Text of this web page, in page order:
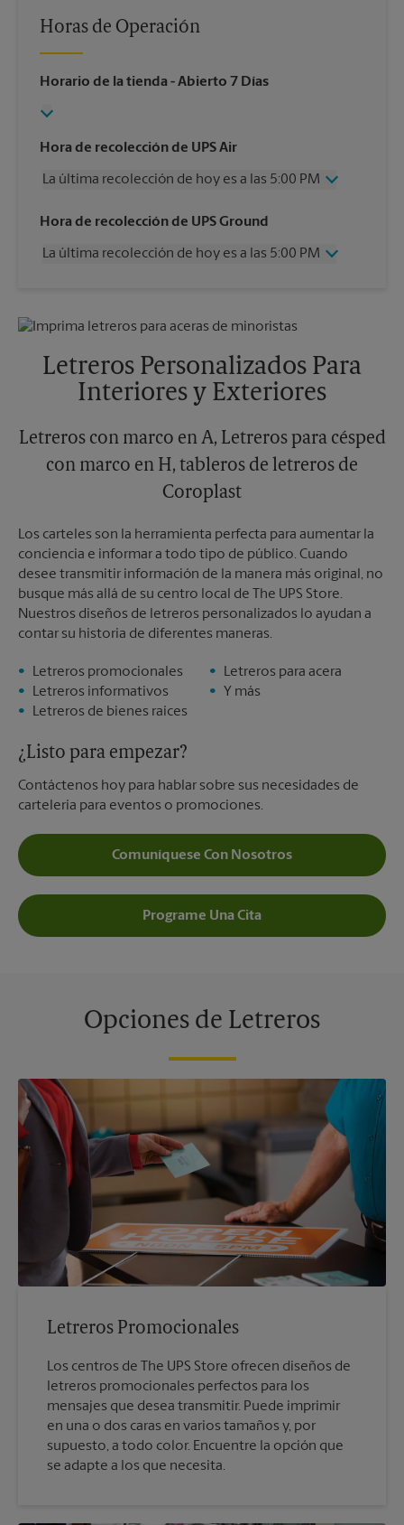
Horas de Operación
Horario de la tienda - Abierto 7 Días
Hora de recolección de UPS Air
La última recolección de hoy es a las 5:00 PM
Miércoles
5:00 PM
Viernes
5:00 PM
Lunes
Martes
5:00 PM
Hora de recolección de UPS Ground
La última recolección de hoy es a las 5:00 PM
Viernes
5:00 PM
Domingo
Sin Recolección
5:00 PM
Letreros Personalizados Para
Interiores y Exteriores
Letreros con marco en A, Letreros para césped
con marco en H, tableros de letreros de
Coroplast
Los carteles son la herramienta perfecta para aumentar la
conciencia e informar a todo tipo de público. Cuando
desee transmitir información de la manera más original, no
busque más allá de su centro local de The UPS Store.
Nuestros diseños de letreros personalizados lo ayudan a
contar su historia de diferentes maneras.
Letreros promocionales
Letreros informativos
Letreros de bienes raíces
Letreros para acera
Y más
¿Listo para empezar?
Contáctenos hoy para hablar sobre sus necesidades de
cartelería para eventos o promociones.
Comuníquese Con Nosotros
Programe Una Cita
Opciones de Letreros
Letreros Promocionales
Los centros de The UPS Store ofrecen diseños de
letreros promocionales perfectos para los
mensajes que desea transmitir. Puede imprimir
en una o dos caras en varios tamaños y, por
supuesto, a todo color. Encuentre la opción que
se adapte a los que necesita.